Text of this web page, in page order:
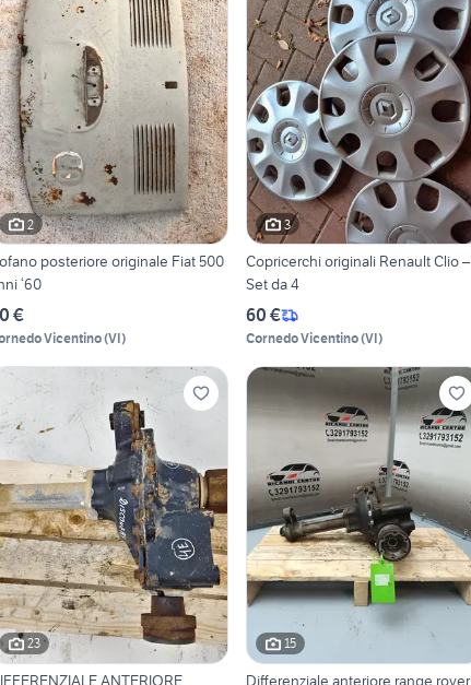
2
posteriore originale Fiat 500
‘60
€
Vicentino(VI)
3
Copricerchi originali Renault Clio –
Set da 4
60 €
Cornedo Vicentino(VI)
23
ANTERIORE
15
Differenziale anteriore range rover